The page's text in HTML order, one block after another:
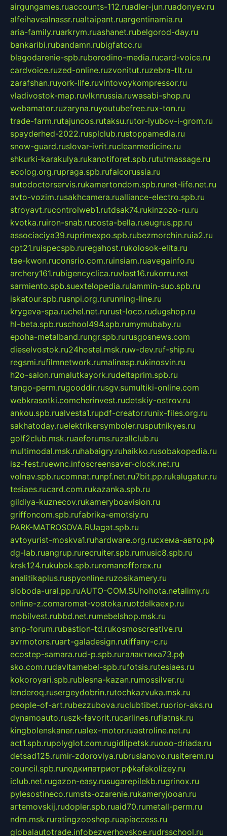
airgungames.ruaccounts-112.ruadler-jun.ruadonyev.ru
alfeihavsalnassr.rualtaipant.ruargentinamia.ru
aria-family.ruarkrym.ruashanet.rubelgorod-day.ru
bankaribi.rubandamn.rubigfatcc.ru
blagodarenie-spb.ruborodino-media.rucard-voice.ru
cardvoice.ruzed-online.ruzvonitut.ruzebra-tlt.ru
zarafshan.ruyork-life.ruvintovoykompressor.ru
vladivostok-map.ruvlknrussia.ruwasabi-shop.ru
webamator.ruzaryna.ruyoutubefree.rux-ton.ru
trade-farm.rutajuncos.rutaksu.rutor-lyubov-i-grom.ru
spayderhed-2022.rusplclub.rustoppamedia.ru
snow-guard.ruslovar-ivrit.rucleanmedicine.ru
shkurki-karakulya.rukanotiforet.spb.rututmassage.ru
ecolog.org.rupraga.spb.rufalcorussia.ru
autodoctorservis.rukamertondom.spb.runet-life.net.ru
avto-vozim.rusakhcamera.rualliance-electro.spb.ru
stroyavt.rucontrolweb1.rutdsak74.rukinzozo-ru.ru
kvotka.ruiron-snab.rucosta-bella.rueugrus.pp.ru
associaciya39.ruprimexpo.spb.rubezmorchin.ruia2.ru
cpt21.ruispecspb.ruregahost.rukolosok-elita.ru
tae-kwon.ruconsrio.com.ruinsiam.ruavegainfo.ru
archery161.rubigencyclica.ruvlast16.rukorru.net
sarmiento.spb.suextelopedia.rulammin-suo.spb.ru
iskatour.spb.rusnpi.org.rurunning-line.ru
krygeva-spa.ruchel.net.rurust-loco.rudugshop.ru
hl-beta.spb.ruschool494.spb.rumymubaby.ru
epoha-metalband.rungr.spb.rurusgosnews.com
dieselvostok.ru24hostel.msk.ruw-dev.ruf-ship.ru
regsmi.rufilmnetwork.rumalinasp.rukinosvin.ru
h2o-salon.rumalutkayork.rudeltaprim.spb.ru
tango-perm.rugooddir.rusgv.sumultiki-online.com
webkrasotki.comcherinvest.rudetskiy-ostrov.ru
ankou.spb.rualvesta1.rupdf-creator.runix-files.org.ru
sakhatoday.ruelektrikersymboler.rusputnikyes.ru
golf2club.msk.ruaeforums.ruzallclub.ru
multimodal.msk.ruhabaigry.ruhaikko.rusobakopedia.ru
isz-fest.ruewnc.infoscreensaver-clock.net.ru
volnav.spb.rucomnat.runpf.net.ru7bit.pp.rukalugatur.ru
tesiaes.rucard.com.rukazanka.spb.ru
gildiya-kuznecov.rukameryboavision.ru
griffoncom.spb.rufabrika-emotsiy.ru
PARK-MATROSOVA.RUagat.spb.ru
avtoyurist-moskva1.ruhardware.org.ruсхема-авто.рф
dg-lab.ruangrup.rurecruiter.spb.rumusic8.spb.ru
krsk124.rukubok.spb.ruromanofforex.ru
analitikaplus.ruspyonline.ruzosikamery.ru
sloboda-ural.pp.ruAUTO-COM.SUhohota.netalimy.ru
online-z.comaromat-vostoka.ruotdelkaexp.ru
mobilvest.rubbd.net.rumebelshop.msk.ru
smp-forum.rubastion-td.rukosmoscreative.ru
avrmotors.ruart-galadesign.rutiffany-c.ru
ecostep-samara.rud-p.spb.ruгалактика73.рф
sko.com.rudavitamebel-spb.rufotsis.rutesiaes.ru
kokoroyari.spb.rublesna-kazan.rumossilver.ru
lenderoq.rusergeydobrin.rutochkazvuka.msk.ru
people-of-art.rubezzubova.ruclubtibet.ruorior-aks.ru
dynamoauto.ruszk-favorit.rucarlines.ruflatnsk.ru
kingbolenskaner.rualex-motor.ruastroline.net.ru
act1.spb.rupolyglot.com.rugidlipetsk.ruooo-driada.ru
detsad125.rumir-zdoroviya.rubruslanovo.rusiterem.ru
council.spb.ruлодкипатриот.рфkafekolizey.ru
iclub.net.rugazon-easy.rusugarepilekb.rugrinox.ru
pylesostineco.rumsts-ozarenie.rukameryjooan.ru
artemovskij.rudopler.spb.ruaid70.rumetall-perm.ru
ndm.msk.ruratingzooshop.ruapiaccess.ru
globalautotrade.infobezverhovskoe.rudrsschool.ru